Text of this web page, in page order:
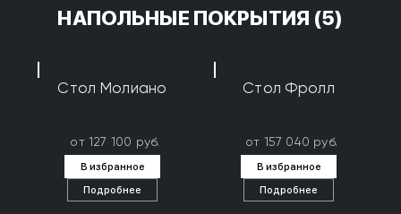
НАПОЛЬНЫЕ ПОКРЫТИЯ (5)
Стол Молиано
от 127 100 руб.
В избранное
Подробнее
Стол Фролл
от 157 040 руб.
В избранное
Подробнее